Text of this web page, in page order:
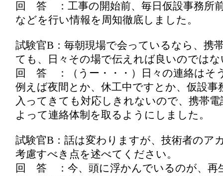
回 答 ：工事の開始前、毎日仮設事務所
などを行い情報を周知徹底しました。
試験官B：毎朝現場で会っているなら、携
ても、日々その場で伝えれば良いのでは
回 答 ：（うー・・・）日々の連絡はそ
例えば夜間とか、休工中ですとか、仮設事
入ってきても対応しきれないので、携帯
よって連絡体制を取るようにしました。
試験官B：話は変わりますが、技術者のア
考慮すべき点を述べてください。
回 答 ：今、頭に浮かんでいるのが、再